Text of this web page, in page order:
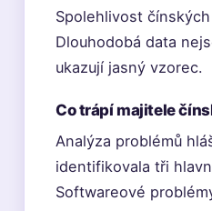
Spolehlivost
Dlouhodobá data
ukazují jasný vzorec.
Co trápí majitele
Analýza problémů
identifikovala tři
Softwareové